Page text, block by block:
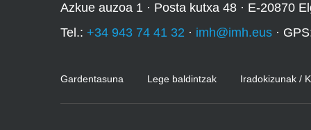
Azkue auzoa 1 · Posta kutxa 48 · E-20870
Tel.: +34 943 74 41 32 · imh@imh.eus ·
Gardentasuna Lege baldintzak Iradokizunak /